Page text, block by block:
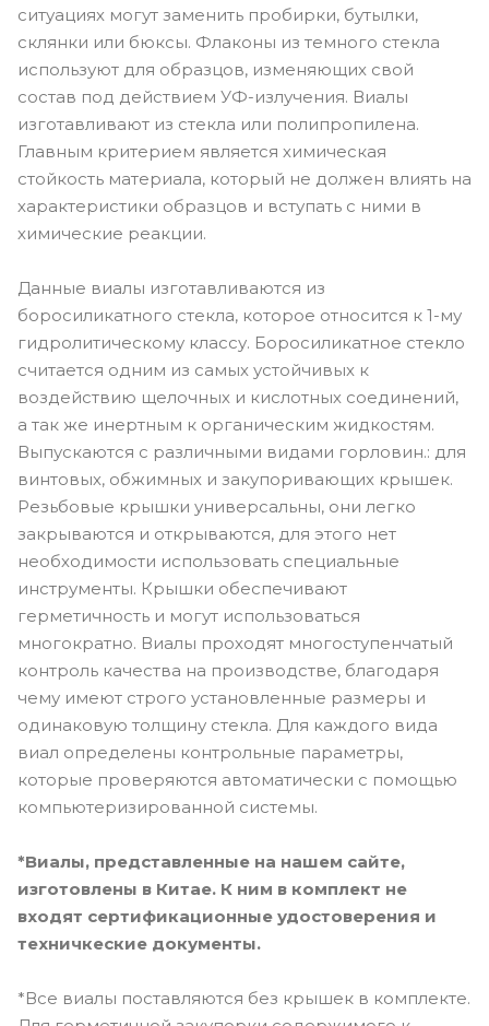
ситуациях могут заменить пробирки, бутылки,
склянки или бюксы. Флаконы из темного стекла
используют для образцов, изменяющих свой
состав под действием УФ-излучения. Виалы
изготавливают из стекла или полипропилена.
Главным критерием является химическая
стойкость материала, который не должен влиять на
характеристики образцов и вступать с ними в
химические реакции.
Данные виалы изготавливаются из
боросиликатного стекла, которое относится к 1-му
гидролитическому классу. Боросиликатное стекло
считается одним из самых устойчивых к
воздействию щелочных и кислотных соединений,
а так же инертным к органическим жидкостям.
Выпускаются с различными видами горловин.: для
винтовых, обжимных и закупоривающих крышек.
Резьбовые крышки универсальны, они легко
закрываются и открываются, для этого нет
необходимости использовать специальные
инструменты. Крышки обеспечивают
герметичность и могут использоваться
многократно. Виалы проходят многоступенчатый
контроль качества на производстве, благодаря
чему имеют строго установленные размеры и
одинаковую толщину стекла. Для каждого вида
виал определены контрольные параметры,
которые проверяются автоматически с помощью
компьютеризированной системы.
*Виалы, представленные на нашем сайте,
изготовлены в Китае. К ним в комплект не
входят сертификационные удостоверения и
техничкеские документы.
*Все виалы поставляются без крышек в комплекте.